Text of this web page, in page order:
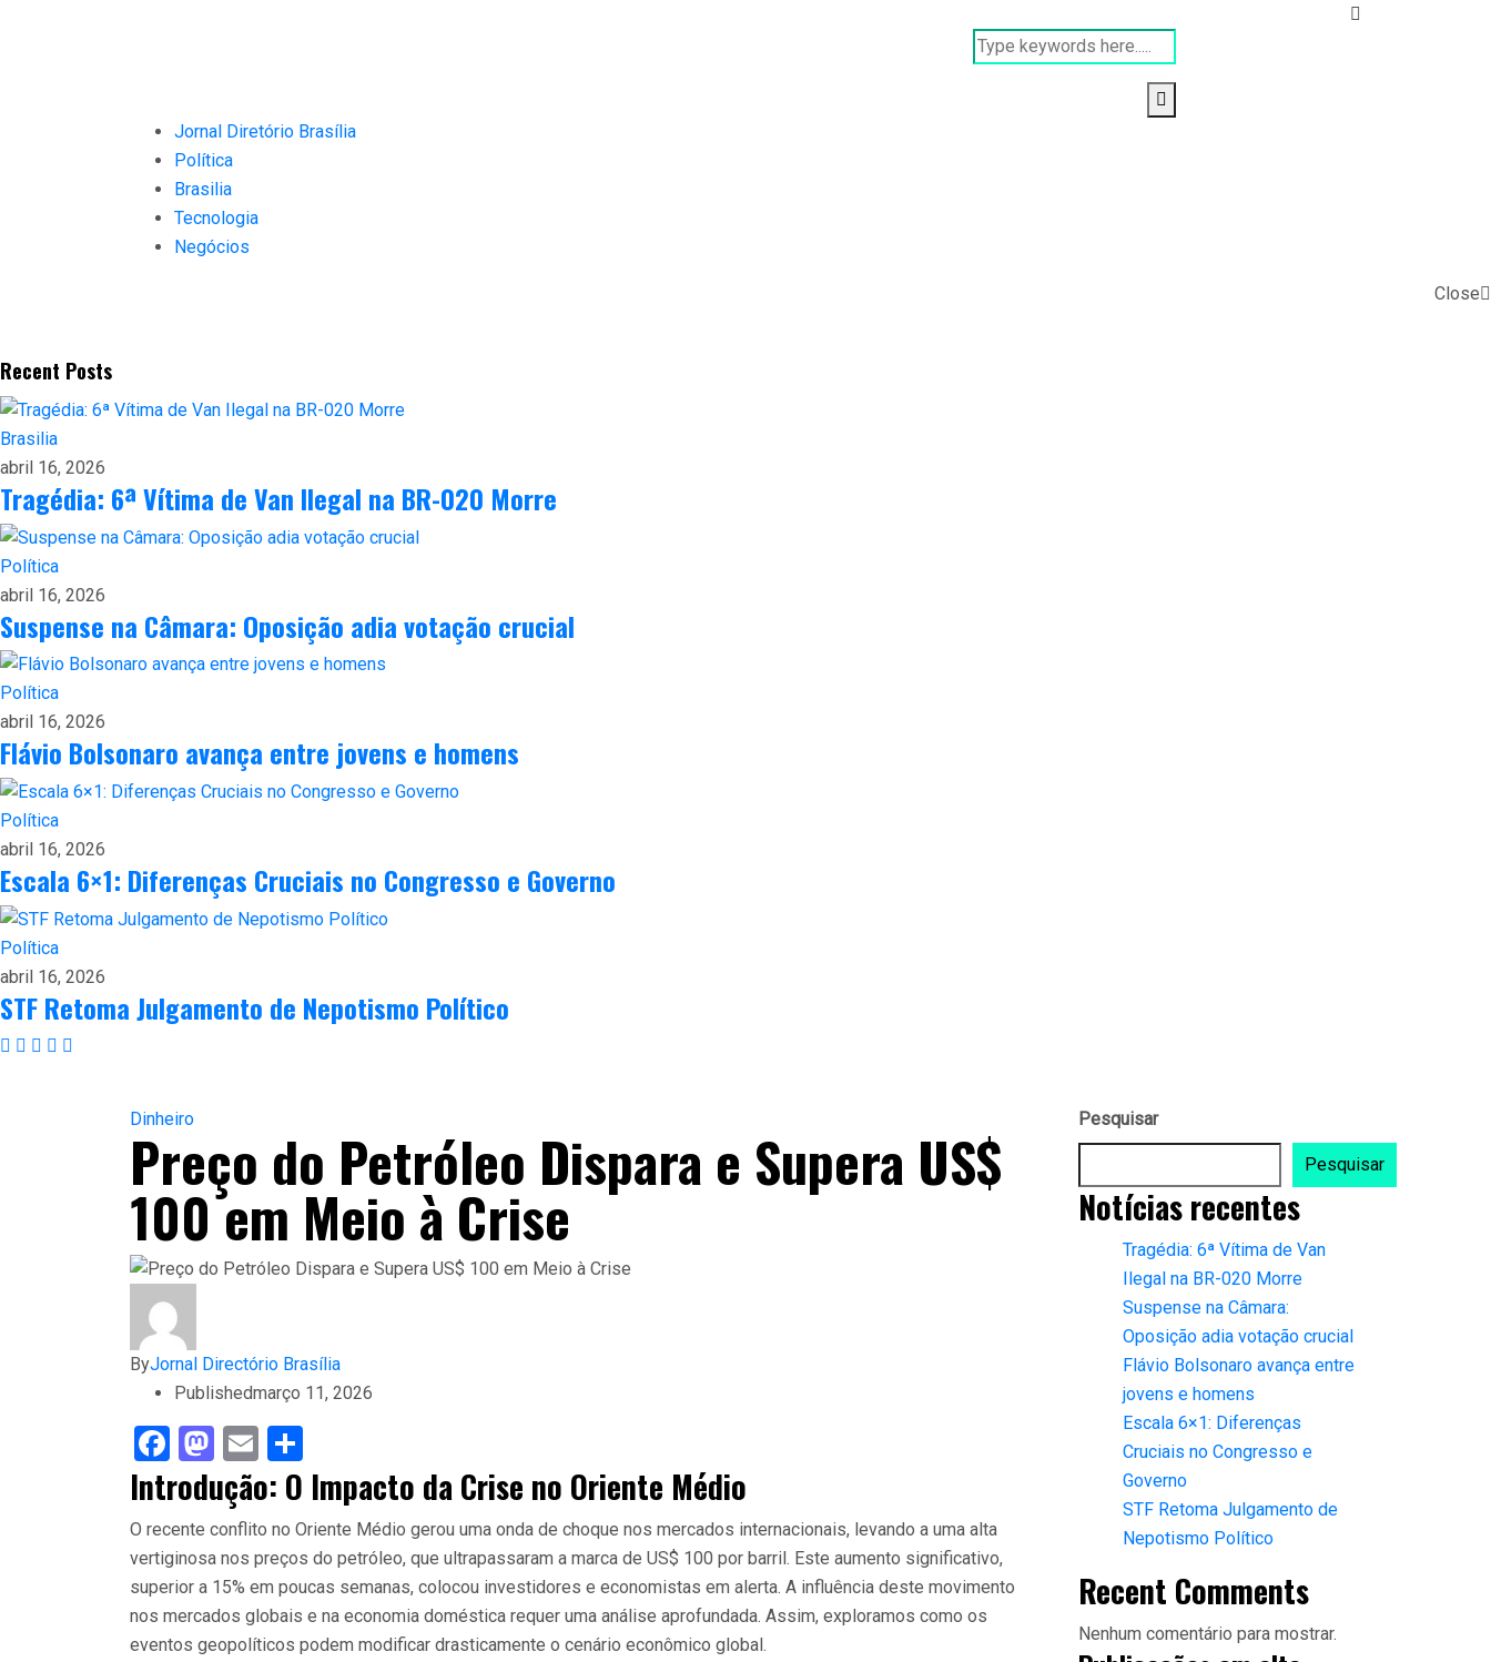
Jornal Diretório Brasília
Política
Brasilia
Tecnologia
Negócios
Close
Recent Posts
Brasilia
abril 16, 2026
Tragédia: 6ª Vítima de Van Ilegal na BR-020 Morre
Política
abril 16, 2026
Suspense na Câmara: Oposição adia votação crucial
Política
abril 16, 2026
Flávio Bolsonaro avança entre jovens e homens
Política
abril 16, 2026
Escala 6×1: Diferenças Cruciais no Congresso e Governo
Política
abril 16, 2026
STF Retoma Julgamento de Nepotismo Político
Dinheiro
Preço do Petróleo Dispara e Supera US$
100 em Meio à Crise
ByJornal Directório Brasília
Publishedmarço 11, 2026
Facebook
Mastodon
Email
Introdução: O Impacto da Crise no Oriente Médio
O recente conflito no Oriente Médio gerou uma onda de choque nos mercados internacionais, levando a uma alta
vertiginosa nos preços do petróleo, que ultrapassaram a marca de US$ 100 por barril. Este aumento significativo,
superior a 15% em poucas semanas, colocou investidores e economistas em alerta. A influência deste movimento
nos mercados globais e na economia doméstica requer uma análise aprofundada. Assim, exploramos como os
eventos geopolíticos podem modificar drasticamente o cenário econômico global.
Pesquisar
Pesquisar
Notícias recentes
Tragédia: 6ª Vítima de Van
Ilegal na BR-020 Morre
Suspense na Câmara:
Oposição adia votação crucial
Flávio Bolsonaro avança entre
jovens e homens
Escala 6×1: Diferenças
Cruciais no Congresso e
Governo
STF Retoma Julgamento de
Nepotismo Político
Recent Comments
Nenhum comentário para mostrar.